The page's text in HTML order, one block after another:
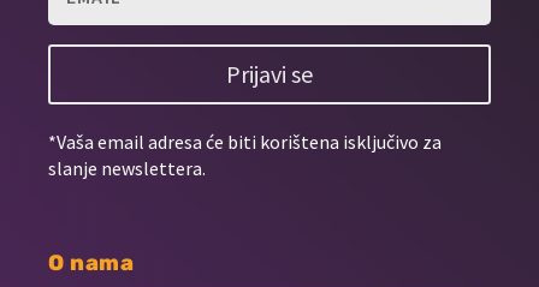
Prijavi se
*Vaša email adresa će biti korištena isključivo za
slanje newslettera.
O nama